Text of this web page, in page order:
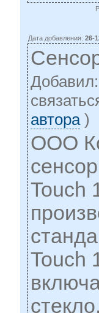
Дата добавления:26-
автора)
ООО
Touch
Touch